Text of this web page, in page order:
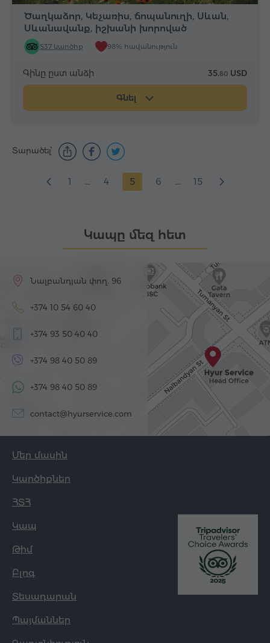
Ծաղկաձոր, Կեչառիս, ճոպանուղի, Սևան,
Սևանավանք, իշխանի խորոված
537 կարծիք 98% հավանություն
Գինը ըստ անձի 35.80 USD
Գնել
Տարածել՝
1 ... 4 5 6 ... 15
Կապը մեզ հետ
Նալբանդյան փող. 96
+374 10 54 60 40
+374 93 50 40 40
+374 98 40 50 89
+374 98 40 50 89
contact@hyurservice.com
Մեր մասին
Կարծիքներ
ՀՏՀ
Կապ
Թիմ
Բլոգ
Տեսադարան
Պայմաններ